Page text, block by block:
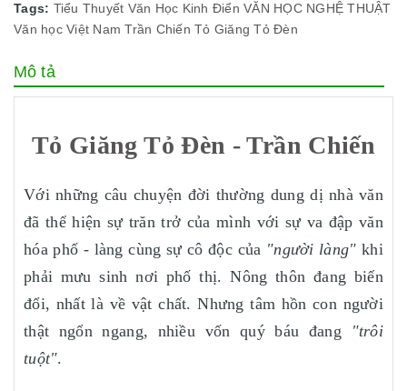
Tags: Tiểu Thuyết Văn Học Kinh Điển VĂN HỌC NGHỆ THUẬT
Văn học Việt Nam Trần Chiến Tỏ Giăng Tỏ Đèn
Mô tả
Tỏ Giăng Tỏ Đèn - Trần Chiến
Với những câu chuyện đời thường dung dị nhà văn
đã thể hiện sự trăn trở của mình với sự va đập văn
hóa phố - làng cùng sự cô độc của "người làng" khi
phải mưu sinh nơi phố thị. Nông thôn đang biến
đổi, nhất là về vật chất. Nhưng tâm hồn con người
thật ngổn ngang, nhiều vốn quý báu đang
"trôi
tuột".